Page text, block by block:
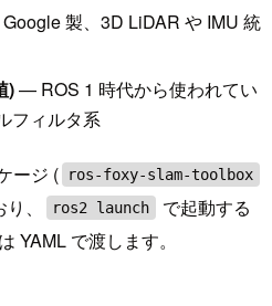
製、3D LiDAR や IMU 統
)— ROS 1 時代から使われてい
フィルタ系
ージ ( ros-foxy-slam-toolbox
、 ros2 launch
で起動する
YAML で渡します。